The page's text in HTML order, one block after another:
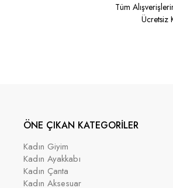
Tüm
Ücretsiz
ÖNE ÇIKAN KATEGORİLER
Kadın Giyim
Kadın Ayakkabı
Kadın Çanta
Kadın Aksesuar